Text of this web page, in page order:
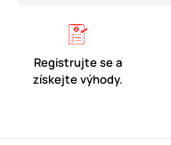
Registrujte se a
získejte výhody.